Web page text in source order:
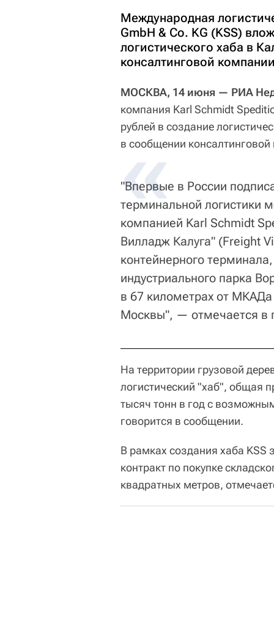
Международная
GmbH & Co. KG (KSS)
логистического хаба в
консалтинговой
МОСКВА, 14 июня — РИА
компания Karl Schmidt
рублей в создание
в сообщении консалтинговой
"Впервые в России
терминальной логистики
компанией Karl Schmidt
Вилладж Калуга" (Freight
контейнерного
индустриального парка
в 67 километрах от МКАДа
Москвы", — отмечается в
На территории грузовой
логистический "хаб", общая
тысяч тонн в год с
говорится в сообщении.
В рамках создания хаба
контракт по покупке
квадратных метров,